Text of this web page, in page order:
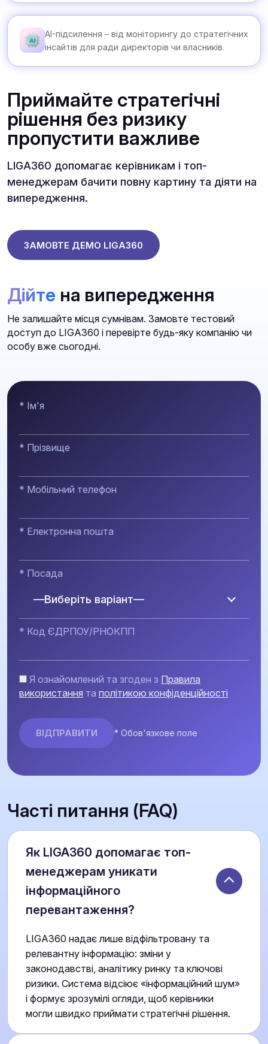
AI-підсилення – від моніторингу до стратегічних
інсайтів для ради директорів чи власників.
Приймайте стратегічні
рішення без ризику
пропустити важливе
LIGA360 допомагає керівникам і топ-
менеджерам бачити повну картину та діяти на
випередження.
ЗАМОВТЕ ДЕМО LIGA360
Дійте на випередження
Не залишайте місця сумнівам. Замовте тестовий
доступ до LIGA360 і перевірте будь-яку компанію чи
особу вже сьогодні.
* Ім'я
* Прізвище
* Мобільний телефон
* Електронна пошта
* Посада
—Виберіть варіант—
* Код ЄДРПОУ/РНОКПП
Я ознайомлений та згоден з Правила
використання та політикою конфіденційності
* Обов'язкове поле
Часті питання (FAQ)
Як LIGA360 допомагає топ-
менеджерам уникати
інформаційного
перевантаження?
LIGA360 надає лише відфільтровану та
релевантну інформацію: зміни у
законодавстві, аналітику ринку та ключові
ризики. Система відсіює «інформаційний шум»
і формує зрозумілі огляди, щоб керівники
могли швидко приймати стратегічні рішення.